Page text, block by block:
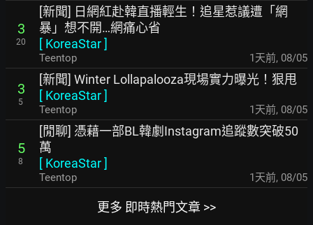
3
20
[新聞] 日網紅赴韓直播輕生！追星惹議遭「網
暴」想不開…網痛心省
[ KoreaStar]
Teentop 1天前, 08/05
3
5
[新聞] Winter Lollapalooza現場實力曝光！狠甩
[ KoreaStar]
Teentop 1天前, 08/05
5
8
[閒聊] 憑藉一部BL韓劇Instagram追蹤數突破50
萬
[ KoreaStar]
Teentop 1天前, 08/05
更多 即時熱門文章 >>